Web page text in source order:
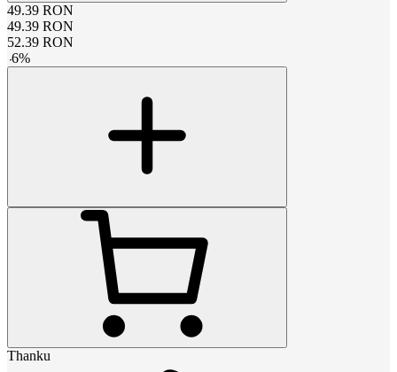
49.39 RON
49.39 RON
52.39 RON
-6%
Thanku